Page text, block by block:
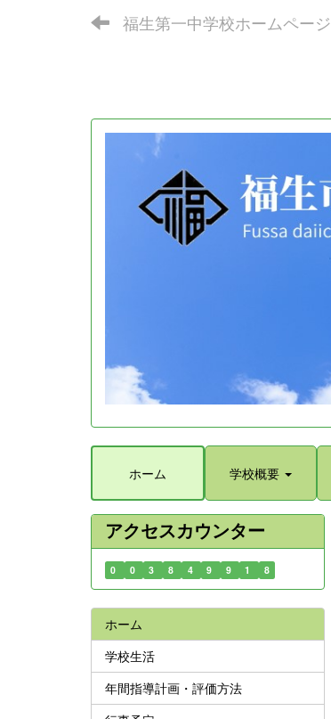
福生第一中学校ホームページ
ホーム 学校概要
アクセスカウンター
0 0 3 8 4 9 9 1 8
ホーム
学校生活
年間指導計画・評価方法